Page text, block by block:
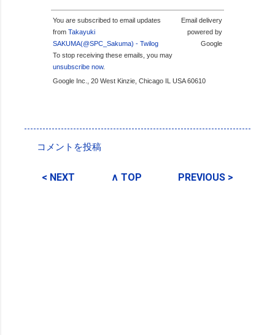
You are subscribed to email updates
from Takayuki
SAKUMA(@SPC_Sakuma) - Twilog
To stop receiving these emails, you may
unsubscribe now.
Email delivery
powered by
Google
Google Inc., 20 West Kinzie, Chicago IL USA 60610
メ
コメントを投稿
< NEXT ∧ TOP PREVIOUS >